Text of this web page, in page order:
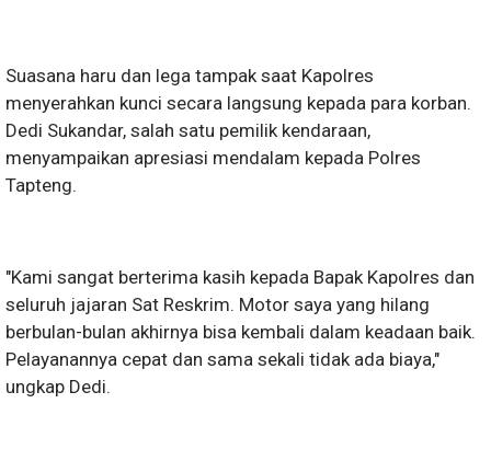
Suasana haru dan lega tampak saat Kapolres
menyerahkan kunci secara langsung kepada para korban.
Dedi Sukandar, salah satu pemilik kendaraan,
menyampaikan apresiasi mendalam kepada Polres
Tapteng.
"Kami sangat berterima kasih kepada Bapak Kapolres dan
seluruh jajaran Sat Reskrim. Motor saya yang hilang
berbulan-bulan akhirnya bisa kembali dalam keadaan baik.
Pelayanannya cepat dan sama sekali tidak ada biaya,"
ungkap Dedi.